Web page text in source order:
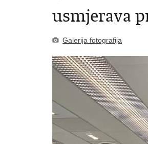
usmjerava
Galerija fotografija